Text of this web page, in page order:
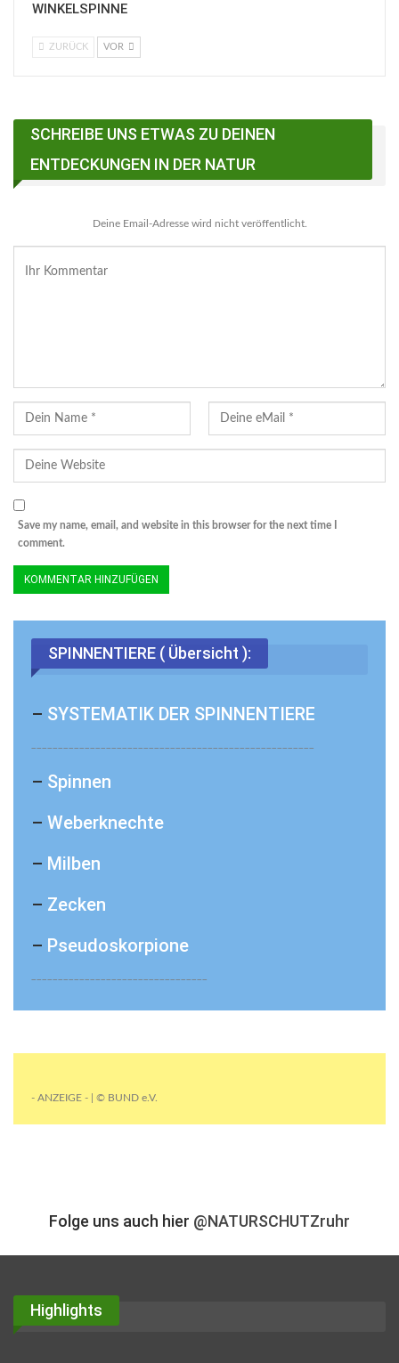
WINKELSPINNE
ZURÜCK VOR
SCHREIBE UNS ETWAS ZU DEINEN
ENTDECKUNGEN IN DER NATUR
Deine Email-Adresse wird nicht veröffentlicht.
Save my name, email, and website in this browser for the next time I
comment.
SPINNENTIERE ( Übersicht ):
– SYSTEMATIK DER SPINNENTIERE
– Spinnen
– Weberknechte
– Milben
– Zecken
– Pseudoskorpione
- ANZEIGE - | © BUND e.V.
Folge uns auch hier @NATURSCHUTZruhr
Highlights